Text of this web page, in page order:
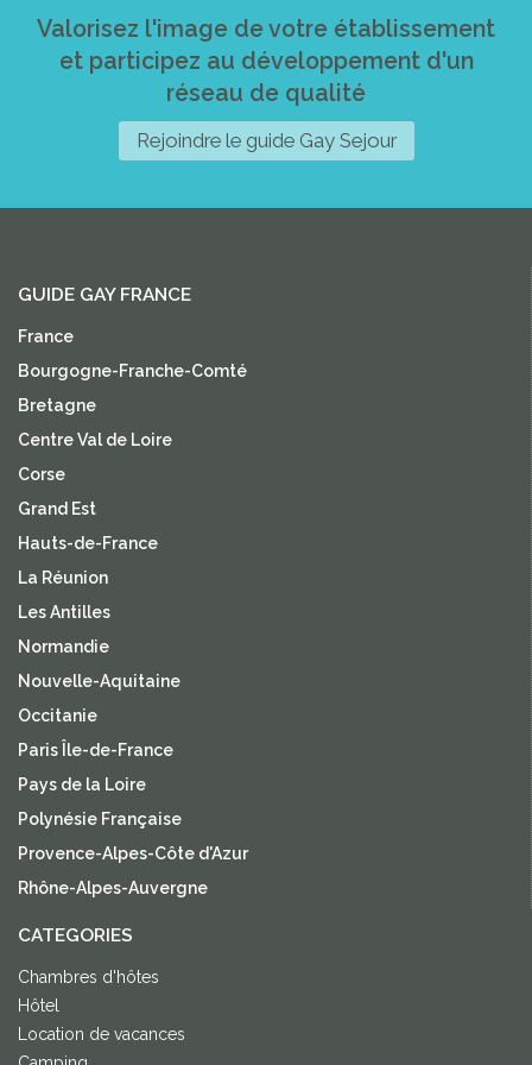
Valorisez l'image de votre établissement
et participez au développement d'un
réseau de qualité
Rejoindre le guide Gay Sejour
GUIDE GAY FRANCE
France
Bourgogne-Franche-Comté
Bretagne
Centre Val de Loire
Corse
Grand Est
Hauts-de-France
La Réunion
Les Antilles
Normandie
Nouvelle-Aquitaine
Occitanie
Paris Île-de-France
Pays de la Loire
Polynésie Française
Provence-Alpes-Côte d'Azur
Rhône-Alpes-Auvergne
CATEGORIES
Chambres d'hôtes
Hôtel
Location de vacances